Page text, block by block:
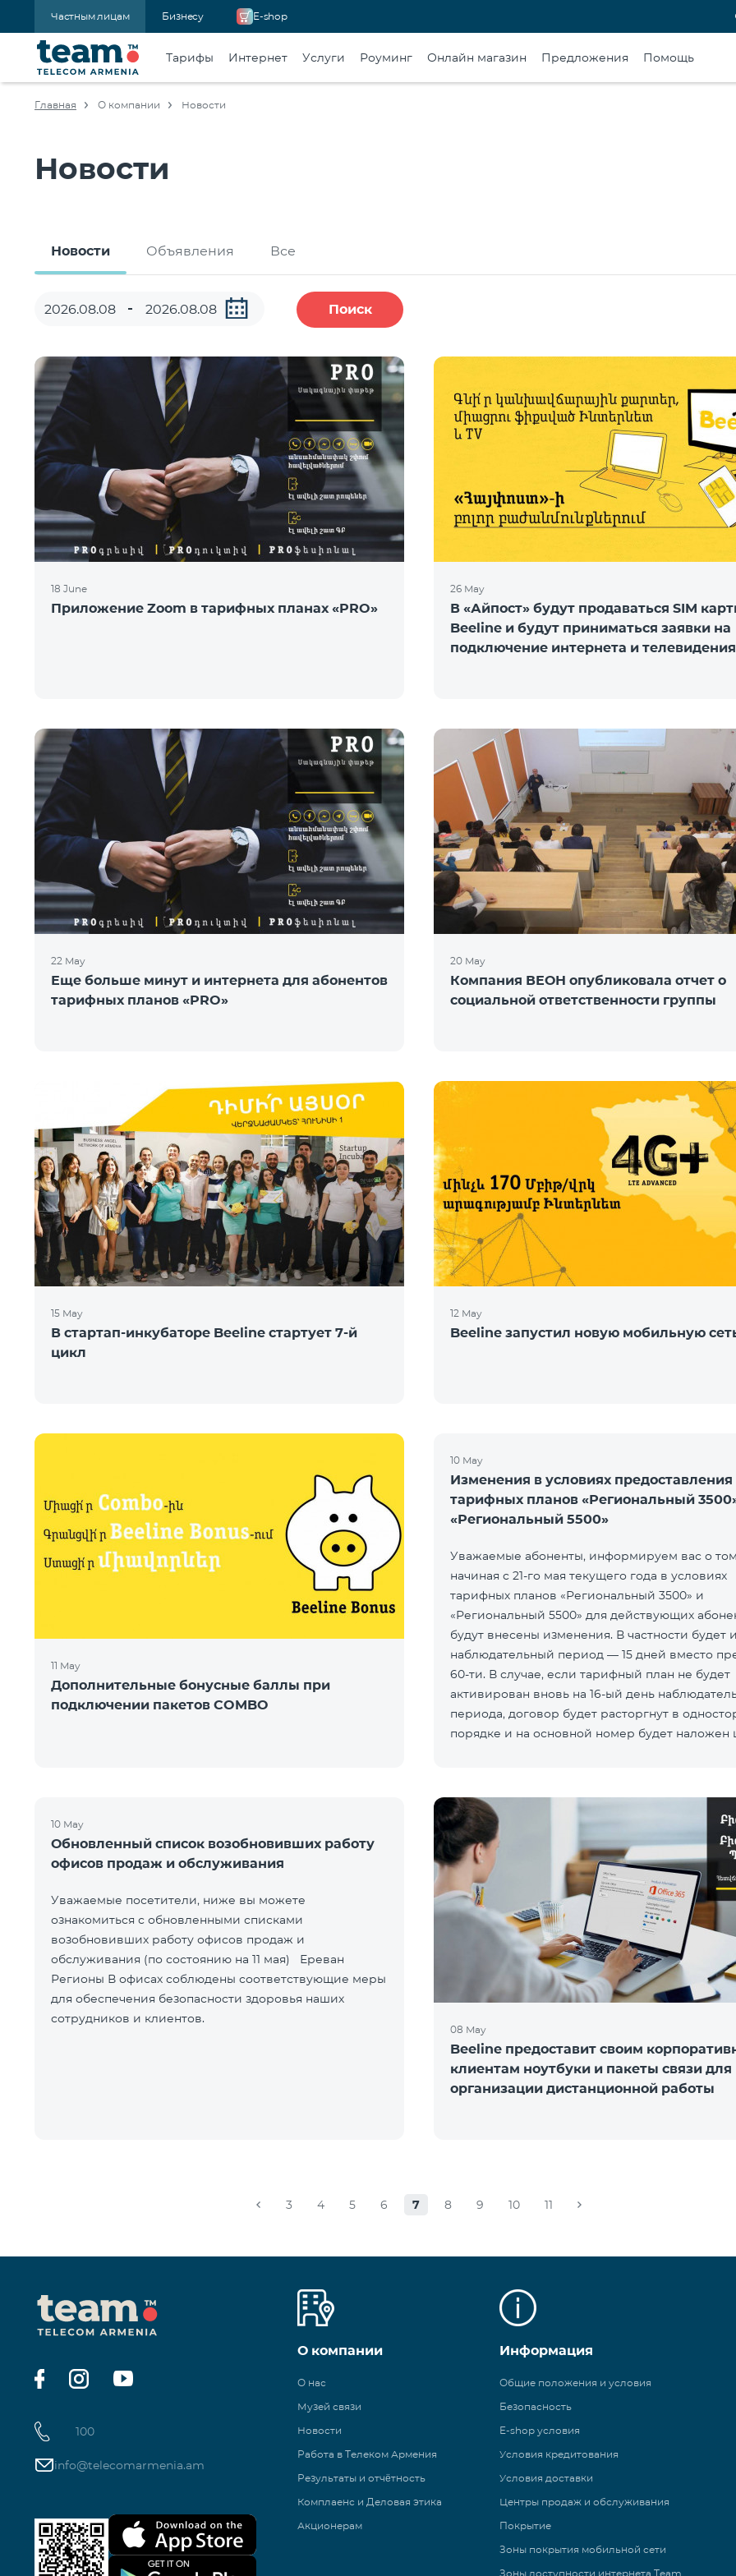
Частным лицам Бизнесу E-shop
Тарифы Интернет Услуги Роуминг Онлайн магазин Предложения Помощь
Главная О компании Новости
Новости
Новости Объявления Все
Поиск
18 June
Приложение Zoom в тарифных планах «PRO»
26 May
В «Айпост» будут продаваться SIM
Beeline и будут приниматься заявки на
подключение интернета и телевидения
22 May
Еще больше минут и интернета для абонентов
тарифных планов «PRO»
20 May
Компания ВЕОН опубликовала отчет о
социальной ответственности группы
15 May
В стартап-инкубаторе Beeline стартует 7-й
цикл
12 May
Beeline запустил новую мобильную
11 May
Дополнительные бонусные баллы при
подключении пакетов COMBO
10 May
Изменения в условиях предоставления
тарифных планов «Региональный
«Региональный 5500»
Уважаемые абоненты, информируем вас о
начиная с 21-го мая текущего года в условиях
тарифных планов «Региональный 3500» и
«Региональный 5500» для действующих
будут внесены изменения. В частности будет
наблюдательный период — 15 дней вместо
60-ти. В случае, если тарифный план не будет
активирован вновь на 16-ый день
периода, договор будет расторгнут в
порядке и на основной номер будет
10 May
Обновленный список возобновивших работу
офисов продаж и обслуживания
Уважаемые посетители, ниже вы можете
ознакомиться с обновленными списками
возобновивших работу офисов продаж и
обслуживания (по состоянию на 11 мая) Ереван
Регионы В офисах соблюдены соответствующие меры
для обеспечения безопасности здоровья наших
сотрудников и клиентов.
08 May
Beeline предоставит своим
клиентам ноутбуки и пакеты связи для
организации дистанционной работы
3 4 5 6 7 8 9 10 11
100
info@telecomarmenia.am
О компании
О нас
Музей связи
Новости
Работа в Телеком Армения
Результаты и отчётность
Комплаенс и Деловая этика
Акционерам
Информация
Общие положения и условия
Безопасность
E-shop условия
Условия кредитования
Условия доставки
Центры продаж и обслуживания
Покрытие
Зоны покрытия мобильной сети
Зоны доступности интернета Team